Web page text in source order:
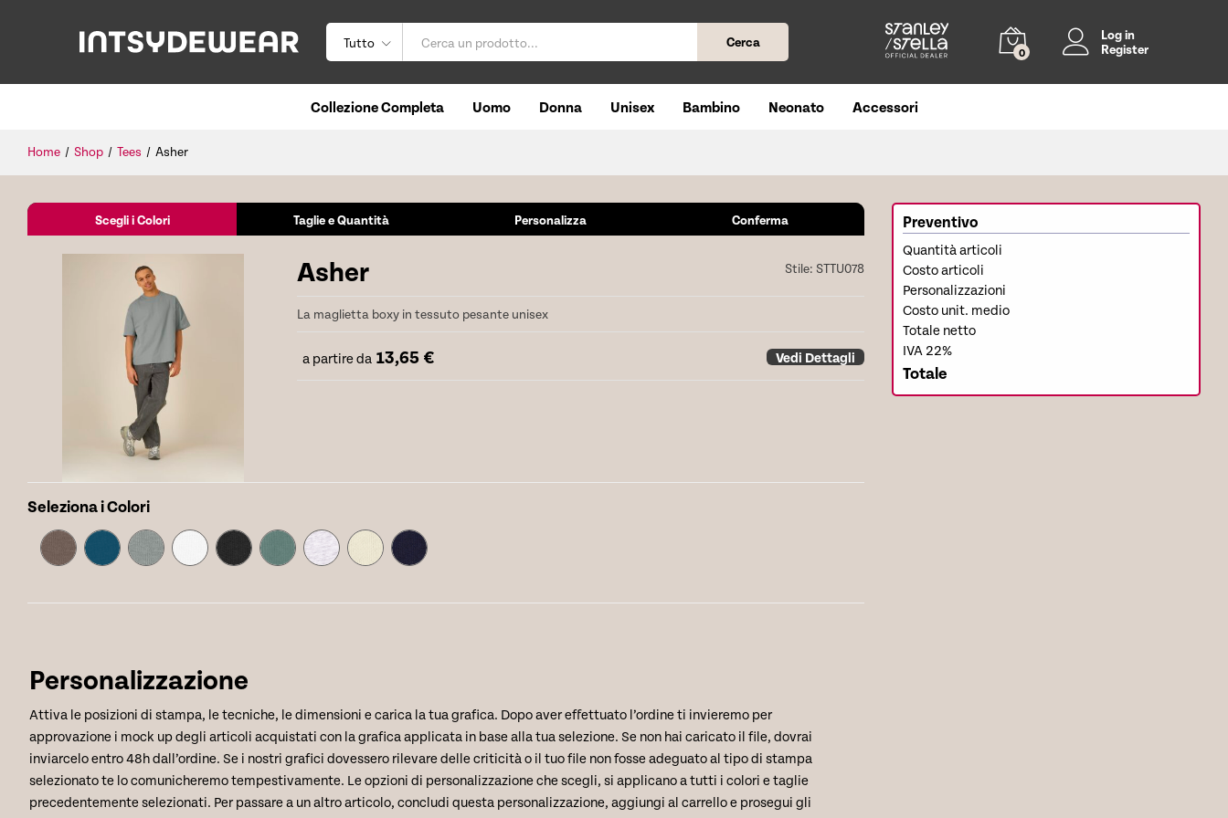
Tutto Cerca
0
Log in
Register
Collezione Completa Uomo Donna Unisex Bambino Neonato Accessori
Home / Shop / Tees / Asher
Scegli i Colori Taglie e Quantità Personalizza Conferma
Asher Stile: STTU078
La maglietta boxy in tessuto pesante unisex
a partire da 13,65 € Vedi Dettagli
Seleziona i Colori
Personalizzazione
Attiva le posizioni di stampa, le tecniche, le dimensioni e carica la tua grafica. Dopo aver effettuato l’ordine ti invieremo per
approvazione i mock up degli articoli acquistati con la grafica applicata in base alla tua selezione. Se non hai caricato il file, dovrai
inviarcelo entro 48h dall’ordine. Se i nostri grafici dovessero rilevare delle criticità o il tuo file non fosse adeguato al tipo di stampa
selezionato te lo comunicheremo tempestivamente. Le opzioni di personalizzazione che scegli, si applicano a tutti i colori e taglie
precedentemente selezionati. Per passare a un altro articolo, concludi questa personalizzazione, aggiungi al carrello e prosegui gli
Preventivo
Quantità articoli
Costo articoli
Personalizzazioni
Costo unit. medio
Totale netto
IVA 22%
Totale